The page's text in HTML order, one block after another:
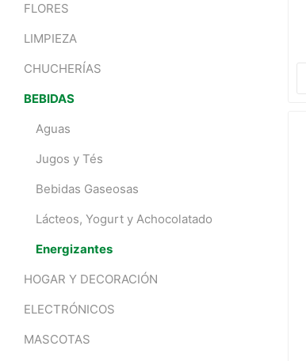
FLORES
LIMPIEZA
CHUCHERÍAS
BEBIDAS
Aguas
Jugos y Tés
Bebidas Gaseosas
Lácteos, Yogurt y Achocolatado
Energizantes
HOGAR Y DECORACIÓN
ELECTRÓNICOS
MASCOTAS